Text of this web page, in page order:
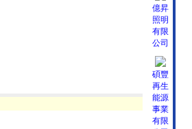
億昇
照明
有限
公司
碩豐
再生
能源
事業
有限